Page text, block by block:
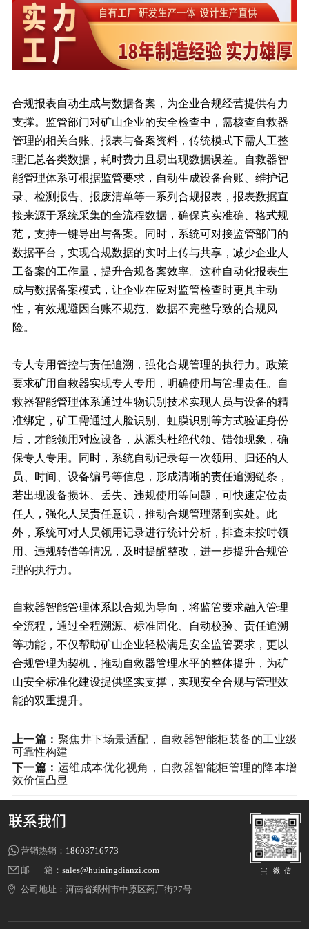
合规报表自动生成与数据备案，为企业合规经营提供有力
支撑。监管部门对矿山企业的安全检查中，需核查自救器
管理的相关台账、报表与备案资料，传统模式下需人工整
理汇总各类数据，耗时费力且易出现数据误差。自救器智
能管理体系可根据监管要求，自动生成设备台账、维护记
录、检测报告、报废清单等一系列合规报表，报表数据直
接来源于系统采集的全流程数据，确保真实准确、格式规
范，支持一键导出与备案。同时，系统可对接监管部门的
数据平台，实现合规数据的实时上传与共享，减少企业人
工备案的工作量，提升合规备案效率。这种自动化报表生
成与数据备案模式，让企业在应对监管检查时更具主动
性，有效规避因台账不规范、数据不完整导致的合规风
险。
专人专用管控与责任追溯，强化合规管理的执行力。政策
要求矿用自救器实现专人专用，明确使用与管理责任。自
救器智能管理体系通过生物识别技术实现人员与设备的精
准绑定，矿工需通过人脸识别、虹膜识别等方式验证身份
后，才能领用对应设备，从源头杜绝代领、错领现象，确
保专人专用。同时，系统自动记录每一次领用、归还的人
员、时间、设备编号等信息，形成清晰的责任追溯链条，
若出现设备损坏、丢失、违规使用等问题，可快速定位责
任人，强化人员责任意识，推动合规管理落到实处。此
外，系统可对人员领用记录进行统计分析，排查未按时领
用、违规转借等情况，及时提醒整改，进一步提升合规管
理的执行力。
自救器智能管理体系以合规为导向，将监管要求融入管理
全流程，通过全程溯源、标准固化、自动校验、责任追溯
等功能，不仅帮助矿山企业轻松满足安全监管要求，更以
合规管理为契机，推动自救器管理水平的整体提升，为矿
山安全标准化建设提供坚实支撑，实现安全合规与管理效
能的双重提升。
上一篇： 聚焦井下场景适配，自救器智能柜装备的工业级
可靠性构建
下一篇： 运维成本优化视角，自救器智能柜管理的降本增
效价值凸显
联系我们
营销热销： 18603716773
邮 箱： sales@huiningdianzi.com
公司地址： 河南省郑州市中原区药厂街27号
微 信